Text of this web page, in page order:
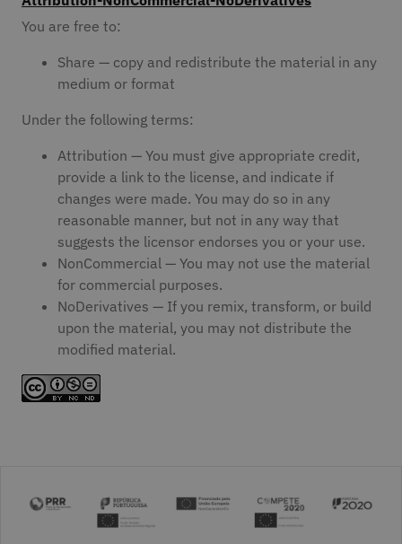
You are free to:
Share — copy and redistribute the material in any
medium or format
Under the following terms:
Attribution — You must give appropriate credit,
provide a link to the license, and indicate if
changes were made. You may do so in any
reasonable manner, but not in any way that
suggests the licensor endorses you or your use.
NonCommercial — You may not use the material
for commercial purposes.
NoDerivatives — If you remix, transform, or build
upon the material, you may not distribute the
modified material.